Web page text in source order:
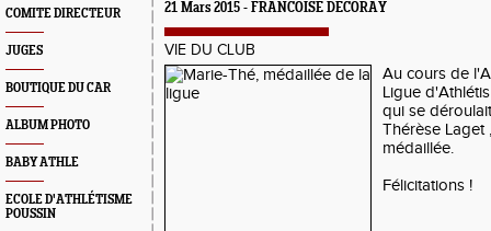
COMITE DIRECTEUR
JUGES
BOUTIQUE DU CAR
ALBUM PHOTO
BABY ATHLE
ECOLE D'ATHLÉTISME
POUSSIN
21 Mars 2015 - FRANCOISE DECORAY
VIE DU CLUB
Au cours de
Ligue
qui se
Thérèse Laget
médaillée.
Félicitations !